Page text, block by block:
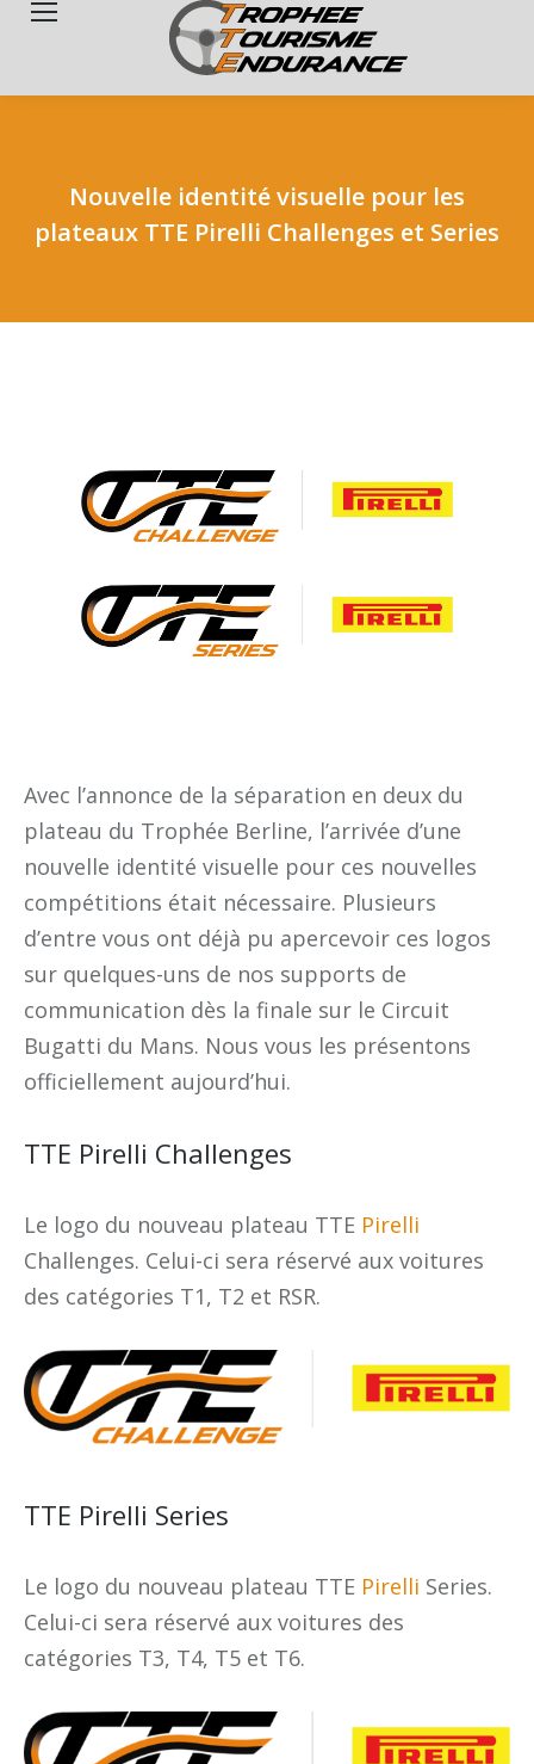
Nouvelle identité visuelle pour les
plateaux TTE Pirelli Challenges et Series
Avec l’annonce de la séparation en deux du
plateau du Trophée Berline, l’arrivée d’une
nouvelle identité visuelle pour ces nouvelles
compétitions était nécessaire. Plusieurs
d’entre vous ont déjà pu apercevoir ces logos
sur quelques-uns de nos supports de
communication dès la finale sur le Circuit
Bugatti du Mans. Nous vous les présentons
officiellement aujourd’hui.
TTE Pirelli Challenges
Le logo du nouveau plateau TTE Pirelli
Challenges. Celui-ci sera réservé aux voitures
des catégories T1, T2 et RSR.
TTE Pirelli Series
Le logo du nouveau plateau TTE Pirelli Series.
Celui-ci sera réservé aux voitures des
catégories T3, T4, T5 et T6.